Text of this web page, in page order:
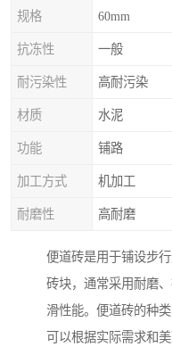
规格 60mm
抗冻性 一般
耐污染性 高耐污染
材质 水泥
功能 铺路
加工方式 机加工
耐磨性 高耐磨
便道砖是用于铺设步
砖块，通常采用耐磨
滑性能。便道砖的种
可以根据实际需求和